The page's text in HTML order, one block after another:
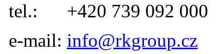
tel.: +420 739 092 000
e-mail: info@rkgroup.cz